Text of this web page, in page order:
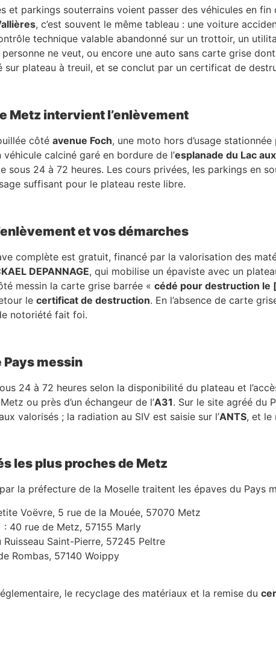
et parkings souterrains voient passer des véhicules en
, c’est souvent le même tableau : une voiture
technique valable abandonné sur un trottoir, un
ne veut, ou encore une auto sans carte grise
sur plateau à treuil, et se conclut par un certificat de
Metz intervient l’enlèvement
côté avenue Foch, une moto hors d’usage stationnée
véhicule calciné garé en bordure de l’esplanade du Lac
sous 24 à 72 heures. Les cours privées, les parkings en
suffisant pour le plateau reste libre.
et vos démarches
complète est gratuit, financé par la valorisation des
DEPANNAGE, qui mobilise un épaviste avec un
messin la carte grise barrée « cédé pour destruction le
le certificat de destruction. En l’absence de carte
notoriété fait foi.
Pays messin
24 à 72 heures selon la disponibilité du plateau et
ou près d’un échangeur de l’A31. Sur le site agréé du
valorisés ; la radiation au SIV est saisie sur l’ANTS, et le
les plus proches de Metz
la préfecture de la Moselle traitent les épaves du Pays
Voëvre, 5 rue de la Mouée, 57070 Metz
: 40 rue de Metz, 57155 Marly
Ruisseau Saint-Pierre, 57245 Peltre
Rombas, 57140 Woippy
le recyclage des matériaux et la remise du